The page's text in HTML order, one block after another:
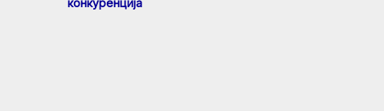
конкуренција